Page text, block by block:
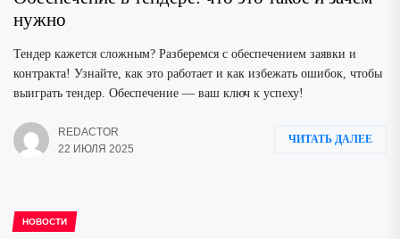
нужно
Тендер кажется сложным? Разберемся с обеспечением заявки и
контракта! Узнайте, как это работает и как избежать ошибок, чтобы
выиграть тендер. Обеспечение — ваш ключ к успеху!
REDACTOR
22 ИЮЛЯ 2025
ЧИТАТЬ ДАЛЕЕ
НОВОСТИ